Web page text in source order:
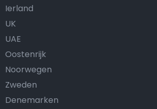
Ierland
UK
UAE
Oostenrijk
Noorwegen
Zweden
Denemarken